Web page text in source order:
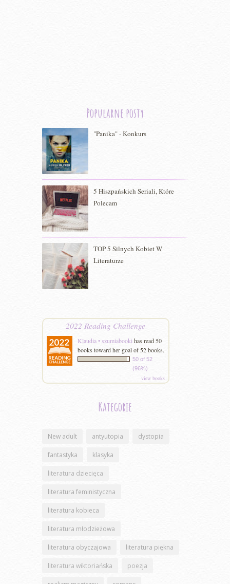
Popularne posty
"Panika" - Konkurs
5 Hiszpańskich Seriali, Które
Polecam
TOP 5 Silnych Kobiet W
Literaturze
2022 Reading Challenge
Klaudia • szumiabooki has read 50
books toward her goal of 52 books.
50 of 52
(96%)
view books
Kategorie
New adult antyutopia dystopia
fantastyka klasyka
literatura dziecięca
literatura feministyczna
literatura kobieca
literatura młodzieżowa
literatura obyczajowa literatura piękna
literatura wiktoriańska poezja